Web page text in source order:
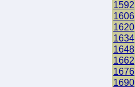
1592
1606
1620
1634
1648
1662
1676
1690